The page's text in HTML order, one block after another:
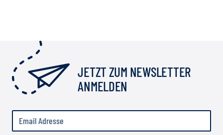
JETZT ZUM NEWSLETTER
ANMELDEN